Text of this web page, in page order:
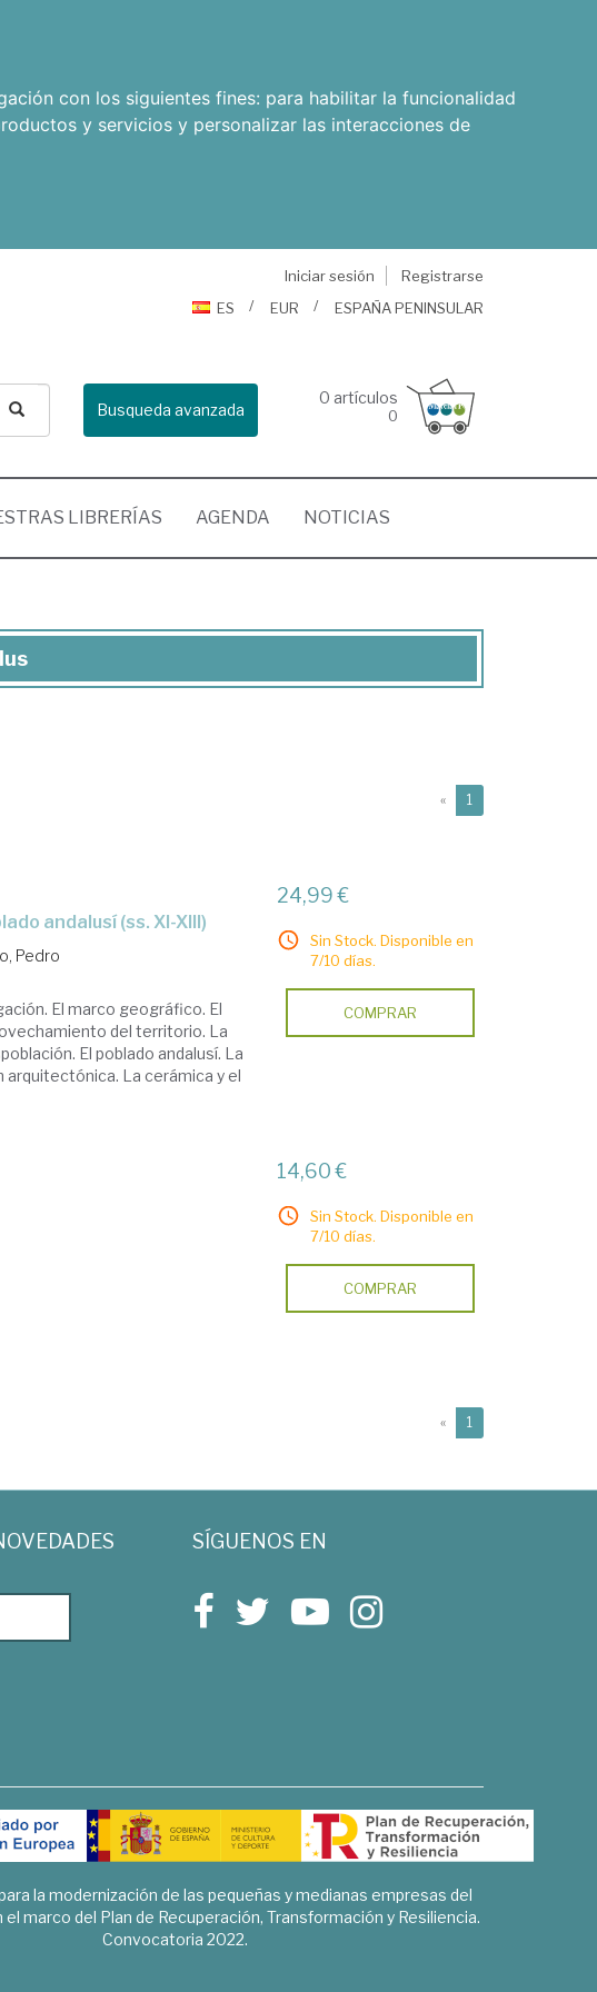
con los siguientes fines: para habilitar la funcionalidad
y servicios y personalizar las interacciones de
Iniciar sesión
Registrarse
ES
EUR ESPAÑA PENINSULAR
Busqueda avanzada
0 artículos
0
LIBRERÍAS AGENDA NOTICIAS
« 1
andalusí (ss. XI-XIII)
Pedro
El marco geográfico. El
del territorio. La
El poblado andalusí. La
La cerámica y el
24,99 €
Sin Stock. Disponible en
7/10 días.
COMPRAR
14,60 €
Sin Stock. Disponible en
7/10 días.
COMPRAR
« 1
SÍGUENOS EN
la modernización de las pequeñas y medianas empresas del
marco del Plan de Recuperación, Transformación y Resiliencia.
Convocatoria 2022.